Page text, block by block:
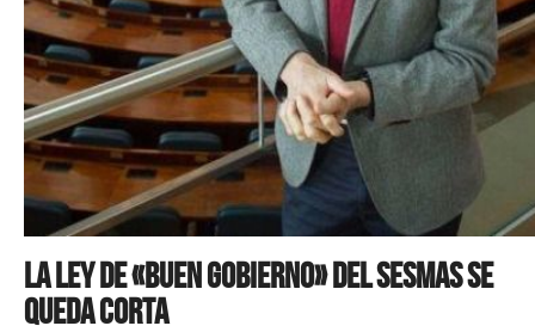
La Ley de «Buen Gobierno» del SESMAS se
queda corta